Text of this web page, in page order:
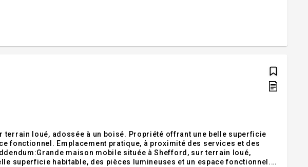
terrain loué, adossée à un boisé. Propriété offrant une belle superficie
fonctionnel. Emplacement pratique, à proximité des services et des
maison mobile située à Shefford, sur terrain loué,
superficie habitable, des pièces lumineuses et un espace fonctionnel.